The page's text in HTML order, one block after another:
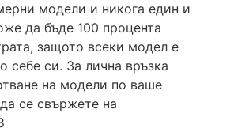
модели и никога един и
да бъде 100 процента
защото всеки модел е
себе си. За лична връзка
на модели по ваше
се свържете на